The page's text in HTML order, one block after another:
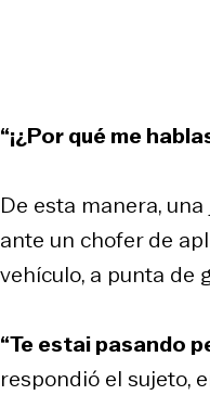
“¡¿Por qué me
De esta manera,
ante un chofer de
vehículo, a punta de
“Te estai pasando
respondió el sujeto,